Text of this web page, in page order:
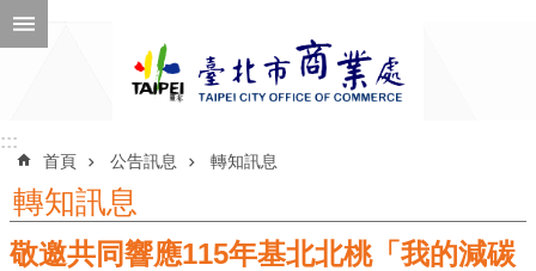
跳到主要內容區塊
公
::::::
首頁 公告訊息 轉知訊息
轉知訊息
敬邀共同響應115年基北北桃「我的減碳